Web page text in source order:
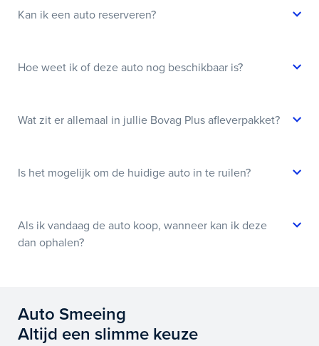
Kan ik een auto reserveren?
Hoe weet ik of deze auto nog beschikbaar is?
Wat zit er allemaal in jullie Bovag Plus afleverpakket?
Is het mogelijk om de huidige auto in te ruilen?
Als ik vandaag de auto koop, wanneer kan ik deze
dan ophalen?
Auto Smeeing
Altijd een slimme keuze